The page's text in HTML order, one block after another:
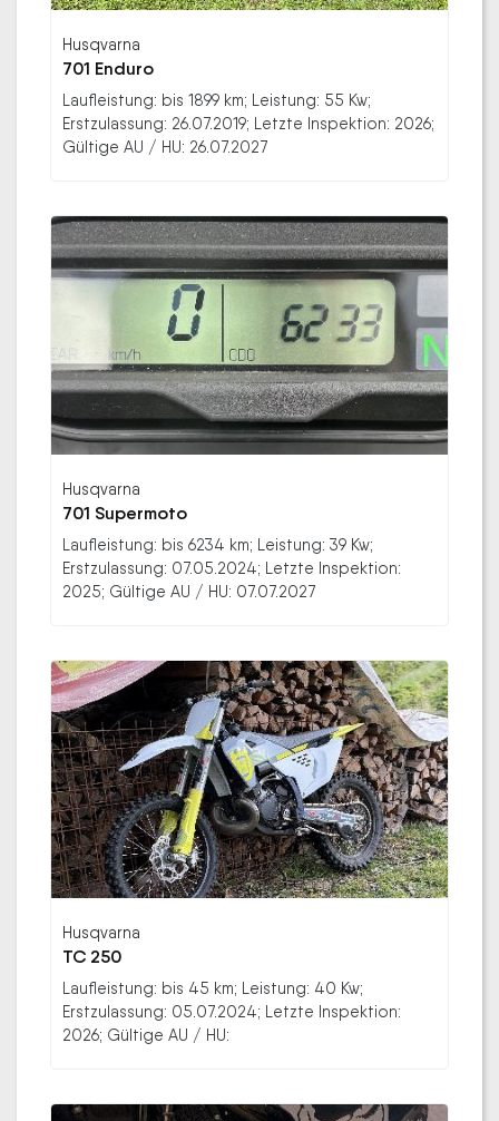
Husqvarna
701 Enduro
Laufleistung: bis 1899 km; Leistung: 55 Kw;
Erstzulassung: 26.07.2019; Letzte Inspektion: 2026;
Gültige AU / HU: 26.07.2027
Husqvarna
701 Supermoto
Laufleistung: bis 6234 km; Leistung: 39 Kw;
Erstzulassung: 07.05.2024; Letzte Inspektion:
2025; Gültige AU / HU: 07.07.2027
Husqvarna
TC 250
Laufleistung: bis 45 km; Leistung: 40 Kw;
Erstzulassung: 05.07.2024; Letzte Inspektion:
2026; Gültige AU / HU: